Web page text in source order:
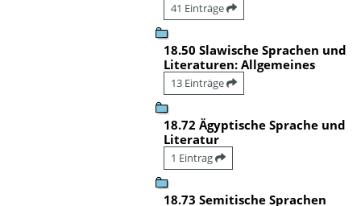
41 Einträge
18.50 Slawische Sprachen und
Literaturen: Allgemeines
13 Einträge
18.72 Ägyptische Sprache und
Literatur
1 Eintrag
18.73 Semitische Sprachen